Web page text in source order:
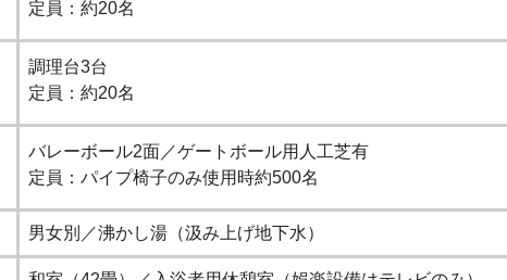
定員：約20名
調理台3台
定員：約20名
バレーボール2面／ゲートボール用人工芝有
定員：パイプ椅子のみ使用時約500名
男女別／沸かし湯（汲み上げ地下水）